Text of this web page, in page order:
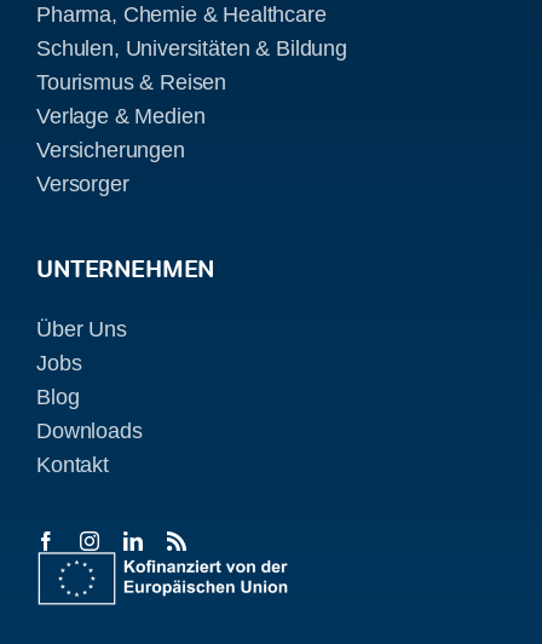
Pharma, Chemie & Healthcare
Schulen, Universitäten & Bildung
Tourismus & Reisen
Verlage & Medien
Versicherungen
Versorger
UNTERNEHMEN
Über Uns
Jobs
Blog
Downloads
Kontakt